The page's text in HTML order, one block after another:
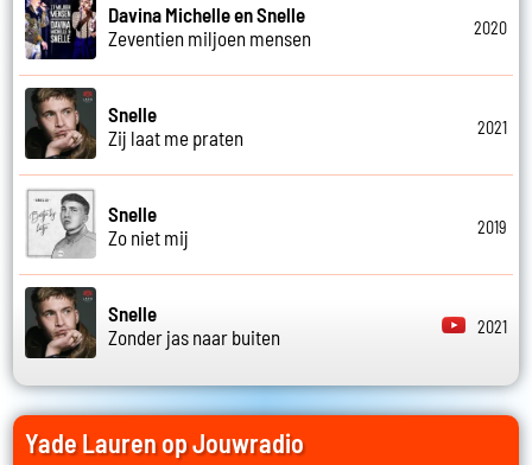
Davina Michelle en Snelle
Zeventien miljoen mensen
2020
Snelle
Zij laat me praten
2021
Snelle
Zo niet mij
2019
Snelle
Zonder jas naar buiten
2021
Yade Lauren op Jouwradio